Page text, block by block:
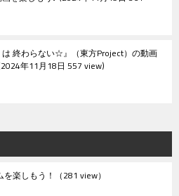
は 終わらない☆』（東方Project）の動画
2024年11月18日 557 view
楽しもう！ （281 view）